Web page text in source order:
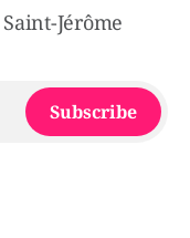
Jérôme
Subscribe